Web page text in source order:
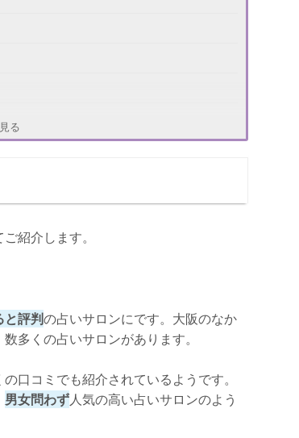
る
紹介します。
と評判の占いサロンにです。大阪のなか
多くの占いサロンがあります。
口コミでも紹介されているようです。
男女問わず人気の高い占いサロンのよう